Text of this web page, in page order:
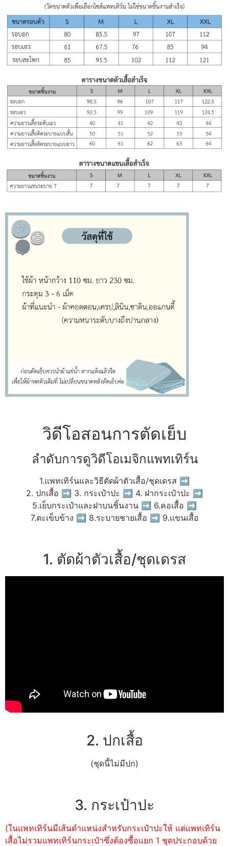
วิดีโอสอนการตัดเย็บ
ลำดับการดูวิดีโอเมจิกแพทเทิร์น
1.แพทเทิร์นและวิธีตัดผ้าตัวเสื้อ/ชุดเดรส ➡
2. ปกเสื้อ ➡ 3. กระเป๋าปะ ➡ 4. ฝากระเป๋าปะ ➡
5.เย็บกระเป๋าและฝาบนชิ้นงาน ➡ 6.คอเสื้อ ➡
7.ตะเข็บข้าง ➡ 8.ระบายชายเสื้อ ➡ 9.แขนเสื้อ
1. ตัดผ้าตัวเสื้อ/ชุดเดรส
2. ปกเสื้อ
(ชุดนี้ไม่มีปก)
3. กระเป๋าปะ
(ในแพทเทิร์นมีเส้นตำแหน่งสำหรับกระเป๋าปะให้ แต่แพทเทิร์น
เสื้อไม่รวมแพทเทิร์นกระเป๋าซึ่งต้องซื้อแยก 1 ชุดประกอบด้วย